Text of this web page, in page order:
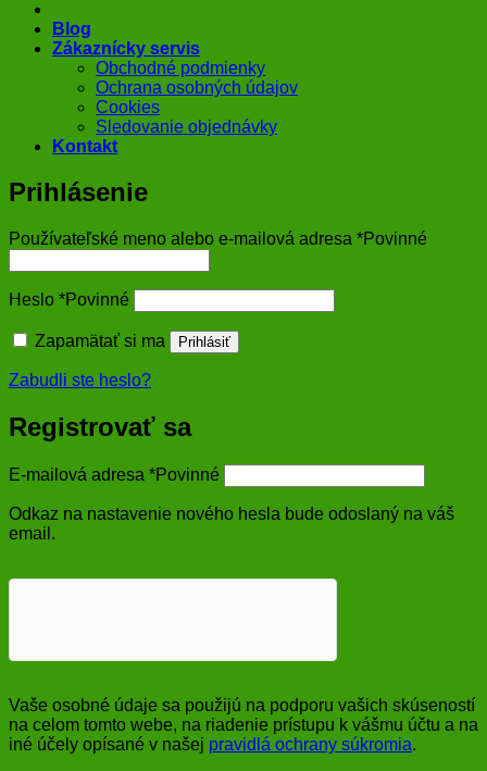
Blog
Zákaznícky servis
Obchodné podmienky
Ochrana osobných údajov
Cookies
Sledovanie objednávky
Kontakt
Prihlásenie
Používateľské meno alebo e-mailová adresa *Povinné
Heslo *Povinné
Zapamätať si ma Prihlásiť
Zabudli ste heslo?
Registrovať sa
E-mailová adresa *Povinné
Odkaz na nastavenie nového hesla bude odoslaný na váš
email.
Vaše osobné údaje sa použijú na podporu vašich skúseností
na celom tomto webe, na riadenie prístupu k vášmu účtu a na
iné účely opísané v našej pravidlá ochrany súkromia.